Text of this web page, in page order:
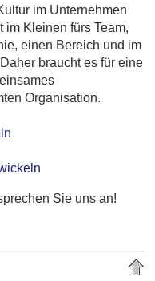
im Unternehmen
Kleinen fürs Team,
einen Bereich und im
braucht es für eine
Organisation.
Sie uns an!